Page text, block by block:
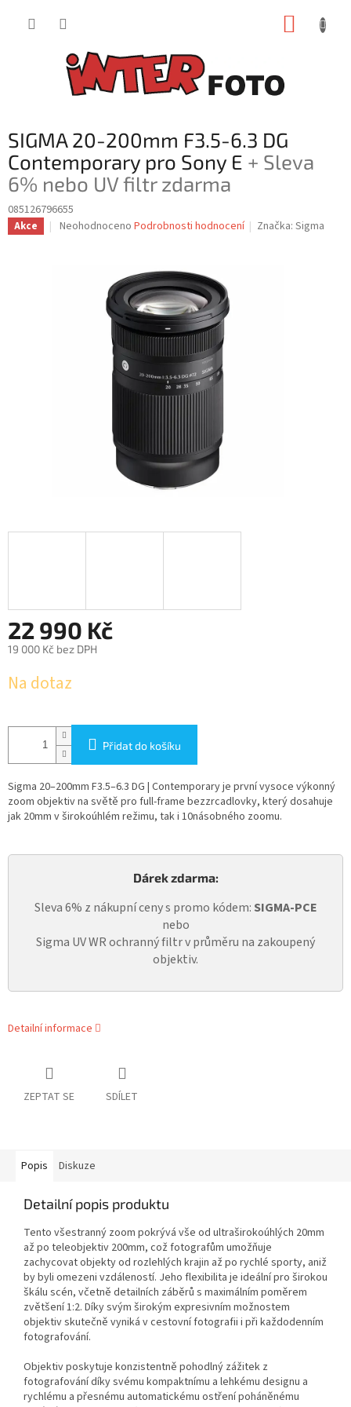
SIGMA 20-200mm F3.5-6.3 DG
Contemporary pro Sony E + Sleva
6% nebo UV filtr zdarma
085126796655
Akce
Průměrné
Neohodnoceno Podrobnosti hodnocení Značka:Sigma
22 990 Kč
19 000 Kč bez DPH
cena:
Na dotaz
Přidat do košíku
Sigma 20–200mm F3.5–6.3 DG | Contemporary je první vysoce výkonný
zoom objektiv na světě pro full-frame bezzrcadlovky, který dosahuje
jak 20mm v širokoúhlém režimu, tak i 10násobného zoomu.
Dárek zdarma:
Sleva 6% z nákupní ceny s promo kódem: SIGMA-PCE
nebo
Sigma UV WR ochranný filtr v průměru na zakoupený
objektiv.
Detailní informace
ZEPTAT SE SDÍLET
Popis Diskuze
Detailní popis produktu
Tento všestranný zoom pokrývá vše od ultraširokoúhlých 20mm
až po teleobjektiv 200mm, což fotografům umožňuje
zachycovat objekty od rozlehlých krajin až po rychlé sporty, aniž
by byli omezeni vzdáleností. Jeho flexibilita je ideální pro širokou
škálu scén, včetně detailních záběrů s maximálním poměrem
zvětšení 1:2. Díky svým širokým expresivním možnostem
objektiv skutečně vyniká v cestovní fotografii i při každodenním
fotografování.
Objektiv poskytuje konzistentně pohodlný zážitek z
fotografování díky svému kompaktnímu a lehkému designu a
rychlému a přesnému automatickému ostření poháněnému